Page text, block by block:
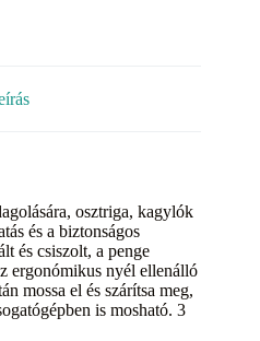
osztriga, kagylók
és a biztonságos
és csiszolt, a penge
ergonómikus nyél ellenálló
mossa el és szárítsa meg,
is mosható. 3